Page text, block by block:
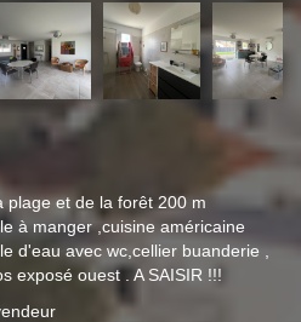
plage et de la forêt 200 m
à manger ,cuisine américaine
d'eau avec wc,cellier buanderie ,
exposé ouest . A SAISIR !!!